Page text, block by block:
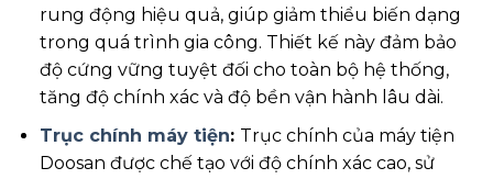
rung động hiệu quả, giúp giảm thiểu biến dạng
trong quá trình gia công. Thiết kế này đảm bảo
độ cứng vững tuyệt đối cho toàn bộ hệ thống,
tăng độ chính xác và độ bền vận hành lâu dài.
Trục chính máy tiện: Trục chính của máy tiện
Doosan được chế tạo với độ chính xác cao, sử